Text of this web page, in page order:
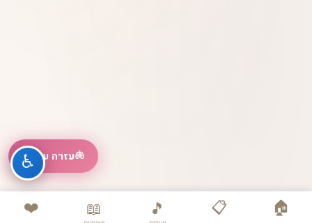
🫁עזרה עכשיו
🏠
📋
🎵
📖
❤️
♿